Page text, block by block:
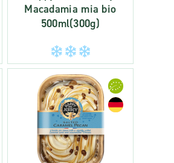
Macadamia mia bio
500ml(300g)